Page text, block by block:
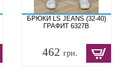
БРЮКИ LS JEANS (32-40)
ГРАФИТ 6327B
462грн.